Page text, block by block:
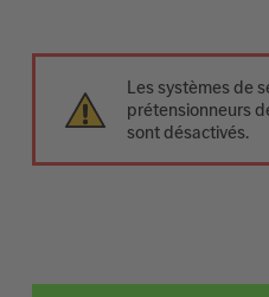
Les systèmes de
prétensionneurs
sont désactivés.